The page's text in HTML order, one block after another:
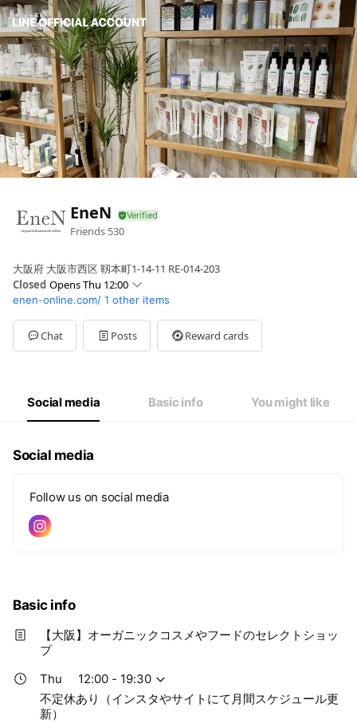
EneN
Friends 530
大阪府 大阪市西区 靱本町1-14-11 RE-014-203
Closed Opens Thu 12:00
Sun12:00 - 18:30
Mon12:00 - 19:30
Tue12:00 - 19:30
WedClosed
12:00 - 18:30
不定休あり（インスタやサイトにて月間スケジュール更新）
enen-online.com/ 1 other items
Chat Posts Reward cards
Social media Basic info You might like
Social media
Follow us on social media
Basic info
【大阪】オーガニックコスメやフードのセレクトショッ
プ
Thu
12:00 - 19:30
不定休あり（インスタやサイトにて月間スケジュール更
新）